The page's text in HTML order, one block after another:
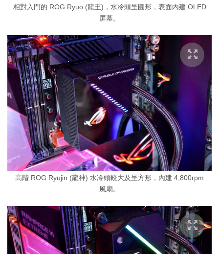
相對入門的 ROG Ryuo (龍王)，水冷頭呈圓形，表面內建 OLED
屏幕。
高階 ROG Ryujin (龍神) 水冷頭較大及呈方形，內建 4,800rpm
風扇。